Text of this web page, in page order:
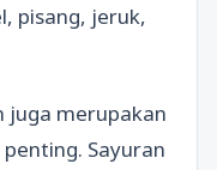
pisang, jeruk,
juga merupakan
Sayuran